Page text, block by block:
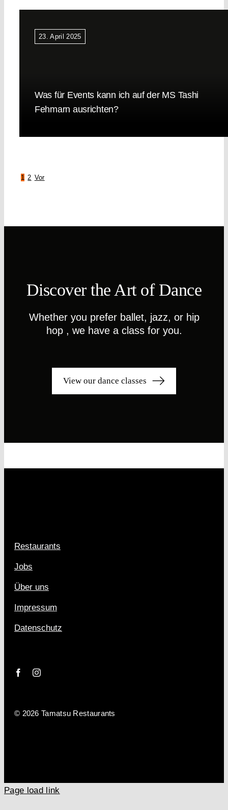
23. April 2025
Was für Events kann ich auf der MS Tashi
Fehmarn ausrichten?
1 2 Vor
Discover the Art of Dance
Whether you prefer ballet, jazz, or hip
hop , we have a class for you.
View our dance classes
Restaurants
Jobs
Über uns
Impressum
Datenschutz
© 2026 Tamatsu Restaurants
Page load link